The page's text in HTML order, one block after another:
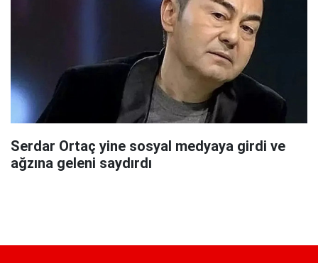
Serdar Ortaç yine sosyal medyaya girdi ve
ağzına geleni saydırdı